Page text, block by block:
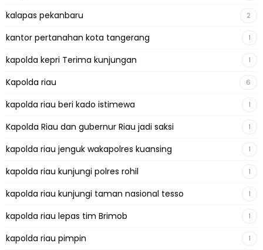
kalapas pekanbaru 2
kantor pertanahan kota tangerang 1
kapolda kepri Terima kunjungan 1
Kapolda riau 6
kapolda riau beri kado istimewa 1
Kapolda Riau dan gubernur Riau jadi saksi 1
kapolda riau jenguk wakapolres kuansing 1
kapolda riau kunjungi polres rohil 1
kapolda riau kunjungi taman nasional tesso 1
kapolda riau lepas tim Brimob 1
kapolda riau pimpin 1